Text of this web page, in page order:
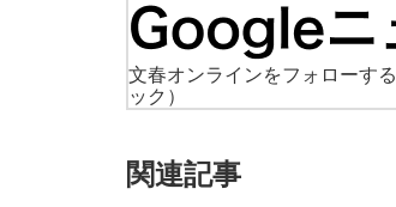
文春オンラインをフォローする
ック）
関連記事